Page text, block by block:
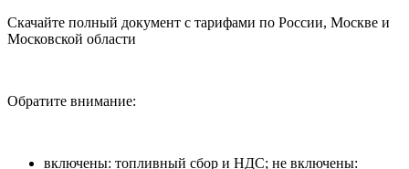
Скачайте полный документ с тарифами по России, Москве и
Московской области
Обратите внимание:
включены: топливный сбор и НДС; не включены: